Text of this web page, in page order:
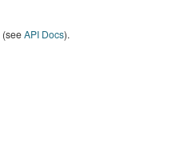
(seeAPI Docs).